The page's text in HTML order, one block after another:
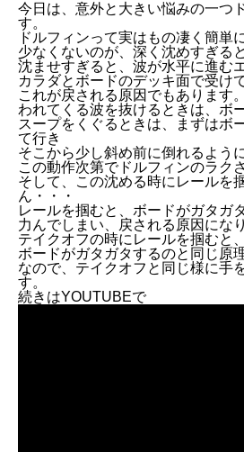
今日は、意外と大きい悩みの一つ
す。
ドルフィンって実はもの凄く簡単
少なくないのが、深く沈めすぎる
沈ませすぎると、波が水平に進む
カラダとボードのデッキ面で受け
これが戻される原因でもあります。
われてくる波を抜けるときは、ボ
スープをくぐるときは、まずはボ
て行き
そこから少し斜め前に倒れるよう
この動作次第でドルフィンのラク
そして、この沈める時にレールを
ん・・・
レールを掴むと、ボードがガタガ
力んでしまい、戻される原因にな
テイクオフの時にレールを掴むと、
ボードがガタガタするのと同じ原
なので、テイクオフと同じ様に手
す。
続きはYOUTUBEで